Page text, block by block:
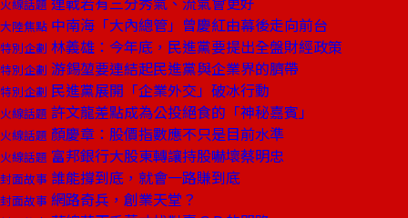
火線話題
大陸焦點 中南海「大內總管」曾慶紅由幕後走向前台
特別企劃 林義雄：今年底，民進黨要提出全盤財經政策
特別企劃 游錫堃要連結起民進黨與企業界的臍帶
特別企劃 民進黨展開「企業外交」破冰行動
火線話題 許文龍差點成為公投絕食的「神秘嘉賓」
火線話題 顏慶章：股價指數應不只是目前水準
火線話題 富邦銀行大股東轉讓持股嚇壞蔡明忠
封面故事 誰能撐到底，就會一路賺到底
封面故事 網路奇兵，創業天堂？